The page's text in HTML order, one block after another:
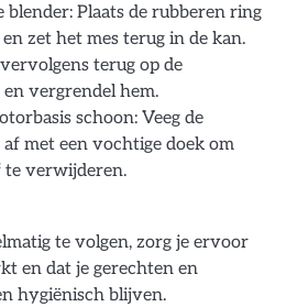
blender: Plaats de rubberen ring
zet het mes terug in de kan.
terug op de
vergrendel hem.
schoon: Veeg de
met een vochtige doek om
te verwijderen.
te volgen, zorg je ervoor
en dat je gerechten en
hygiënisch blijven.